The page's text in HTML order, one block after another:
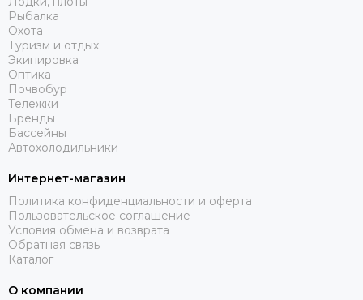
Рыбалка
Охота
Туризм и отдых
Экипировка
Оптика
Почвобур
Тележки
Бренды
Бассейны
Автохолодильники
Интернет-магазин
Политика конфиденциальности и оферта
Пользовательское соглашение
Условия обмена и возврата
Обратная связь
Каталог
О компании